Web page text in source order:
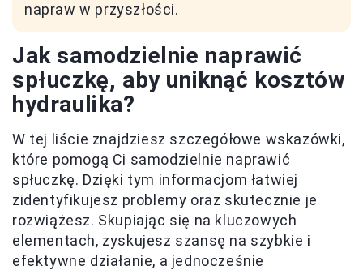
napraw w przyszłości.
Jak samodzielnie naprawić
spłuczkę, aby uniknąć kosztów
hydraulika?
W tej liście znajdziesz szczegółowe wskazówki,
które pomogą Ci samodzielnie naprawić
spłuczkę. Dzięki tym informacjom łatwiej
zidentyfikujesz problemy oraz skutecznie je
rozwiążesz. Skupiając się na kluczowych
elementach, zyskujesz szansę na szybkie i
efektywne działanie, a jednocześnie